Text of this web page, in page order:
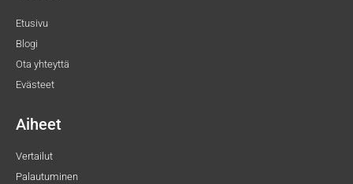
Etusivu
Blogi
Ota yhteyttä
Evästeet
Aiheet
Vertailut
Palautuminen